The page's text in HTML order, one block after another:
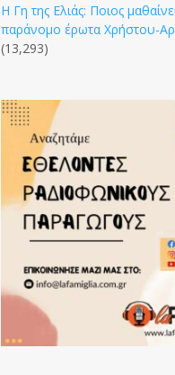
Η Γη της Ελιάς: Ποιος
παράνομο έρωτα Χρήστου-
(13,293)